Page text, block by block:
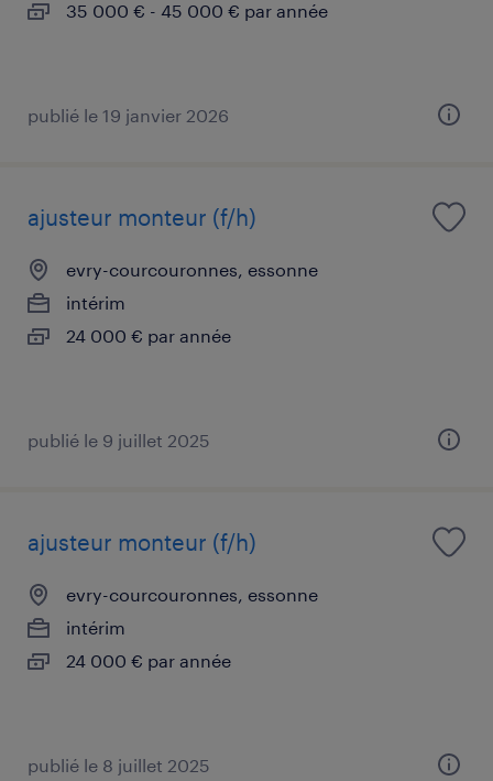
35 000 € - 45 000 € par année
publié le 19 janvier 2026
ajusteur monteur (f/h)
evry-courcouronnes, essonne
intérim
24 000 € par année
publié le 9 juillet 2025
ajusteur monteur (f/h)
evry-courcouronnes, essonne
intérim
24 000 € par année
publié le 8 juillet 2025